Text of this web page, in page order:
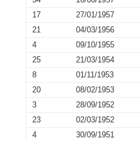
17
27/01/1957
21
04/03/1956
4
09/10/1955
25
21/03/1954
8
01/11/1953
20
08/02/1953
3
28/09/1952
23
02/03/1952
4
30/09/1951